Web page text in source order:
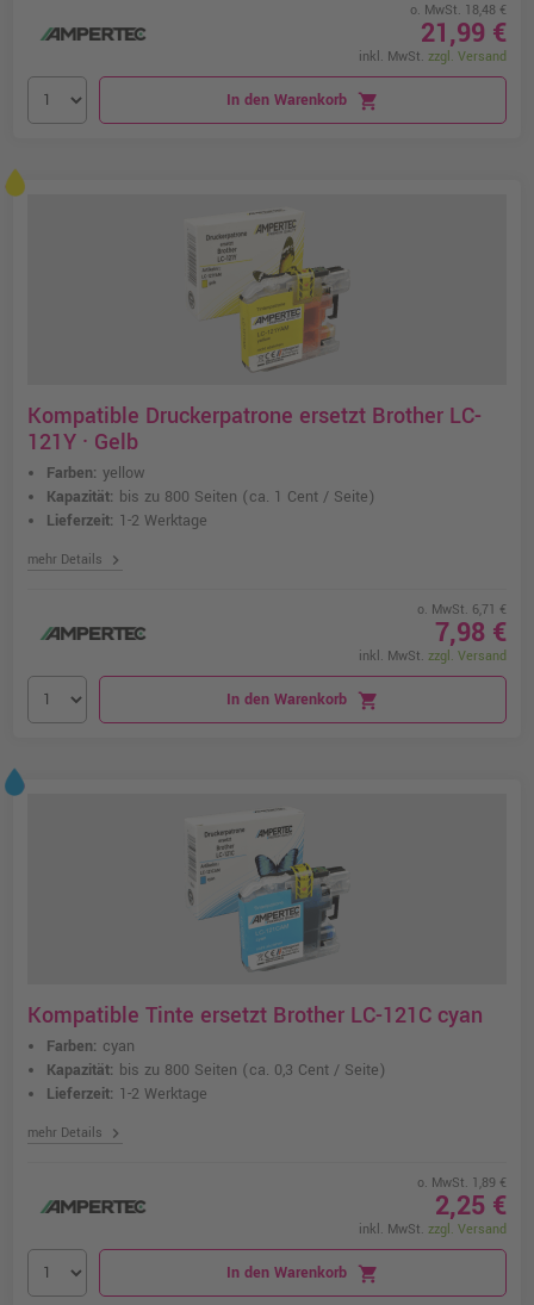
o. MwSt. 18,48 €
21,99 €
inkl. MwSt. zzgl. Versand
In den Warenkorb shopping_cart
Kompatible Druckerpatrone ersetzt Brother LC-
121Y · Gelb
Farben: yellow
Kapazität: bis zu 800 Seiten (ca. 1 Cent / Seite)
Lieferzeit: 1-2 Werktage
mehr Details chevron_right
o. MwSt. 6,71 €
7,98 €
inkl. MwSt. zzgl. Versand
In den Warenkorb shopping_cart
Kompatible Tinte ersetzt Brother LC-121C cyan
Farben: cyan
Kapazität: bis zu 800 Seiten (ca. 0,3 Cent / Seite)
Lieferzeit: 1-2 Werktage
mehr Details chevron_right
o. MwSt. 1,89 €
2,25 €
inkl. MwSt. zzgl. Versand
In den Warenkorb shopping_cart